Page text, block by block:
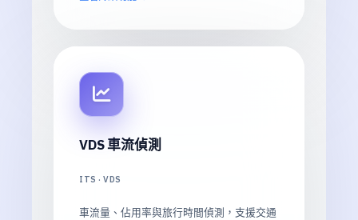
VDS 車流偵測
ITS · VDS
車流量、佔用率與旅行時間偵測，支援交通